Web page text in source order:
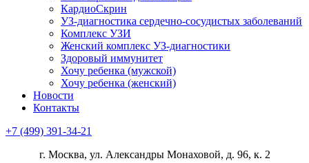
КардиоСкрин
УЗ-диагностика сердечно-сосудистых заболеваний
Комплекс УЗИ
Женский комплекс УЗ-диагностики
Здоровый иммунитет
Хочу ребенка (мужской)
Хочу ребенка (женский)
Новости
Контакты
+7 (499) 391-34-21
г. Москва, ул. Александры Монаховой, д. 96, к. 2